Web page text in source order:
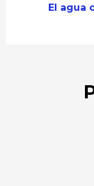
El agua